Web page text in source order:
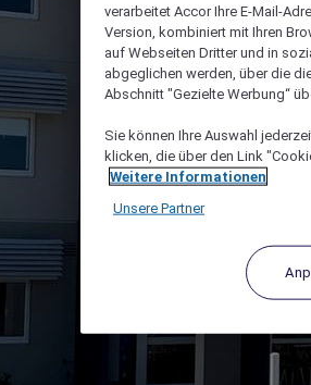
verarbeitet Accor Ihre E-Mail-
Version, kombiniert mit Ihren
auf Webseiten Dritter und in
abgeglichen werden, über die
Abschnitt "Gezielte Werbung“
Sie können Ihre Auswahl
klicken, die über den Link
Weitere Informationen
Unsere Partner